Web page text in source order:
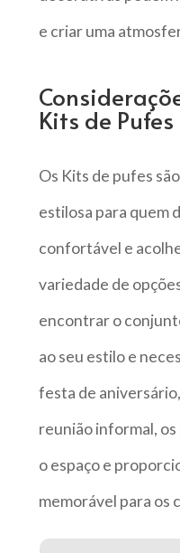
e criar uma
Kits de Pufes
Os Kits de pufes
estilosa para quem
confortável e
variedade de
encontrar o
ao seu estilo e
festa de
reunião informal,
o espaço e
memorável para os